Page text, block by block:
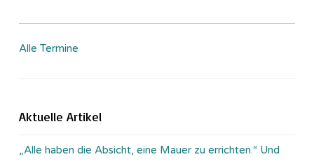
Alle Termine
Aktuelle Artikel
„Alle haben die Absicht, eine Mauer zu errichten.“ Und